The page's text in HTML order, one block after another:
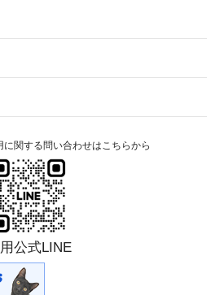
関する問い合わせはこちらから
公式LINE